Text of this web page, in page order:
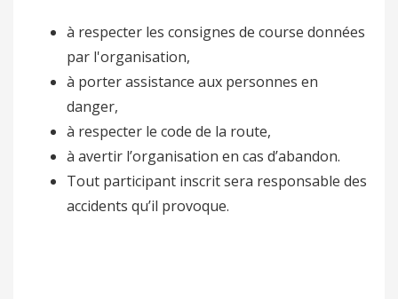
à respecter les consignes de course données
par l'organisation,
à porter assistance aux personnes en
danger,
à respecter le code de la route,
à avertir l’organisation en cas d’abandon.
Tout participant inscrit sera responsable des
accidents qu’il provoque.